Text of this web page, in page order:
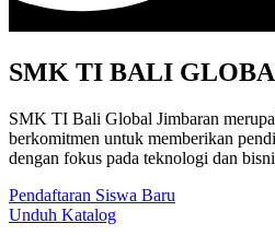
SMK TI BALI
SMK TI Bali Global Jimbaran
berkomitmen untuk memberikan
dengan fokus pada teknologi dan
Pendaftaran Siswa Baru
Unduh Katalog